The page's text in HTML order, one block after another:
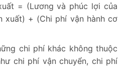
= (Lương và phúc lợi của
xuất) + (Chi phí vận hành cơ
chi phí khác không thuộc
chi phí vận chuyển, chi phí